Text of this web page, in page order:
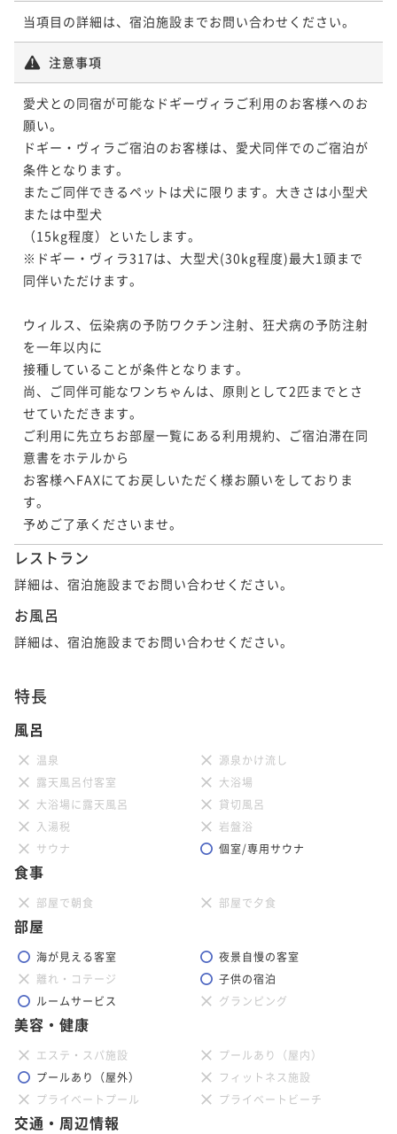
【本館】バルコニーコーナースイート／90
平米
90平米
ポイント即利用で最大5％OFF
2名 ¥ 94,240 ~
【本館】ヘリテージオーシャンスイート／
153平米
153平米 禁煙 無料Wi-Fi
ツイン
2名 ¥ 206,150 ~
当項目の詳細は、宿泊施設までお問い合わせください。
注意事項
愛犬との同宿が可能なドギーヴィラご利用のお客様へのお
願い。
ドギー・ヴィラご宿泊のお客様は、愛犬同伴でのご宿泊が
条件となります。
またご同伴できるペットは犬に限ります。大きさは小型犬
または中型犬
（15kg程度）といたします。
※ドギー・ヴィラ317は、大型犬(30kg程度)最大1頭まで
同伴いただけます。
ウィルス、伝染病の予防ワクチン注射、狂犬病の予防注射
を一年以内に
接種していることが条件となります。
尚、ご同伴可能なワンちゃんは、原則として2匹までとさ
せていただきます。
ご利用に先立ちお部屋一覧にある利用規約、ご宿泊滞在同
意書をホテルから
お客様へFAXにてお戻しいただく様お願いをしておりま
す。
予めご了承くださいませ。
レストラン
詳細は、宿泊施設までお問い合わせください。
お風呂
詳細は、宿泊施設までお問い合わせください。
特長
風呂
温泉
源泉かけ流し
露天風呂付客室
大浴場
大浴場に露天風呂
貸切風呂
入湯税
岩盤浴
サウナ
個室/専用サウナ
食事
部屋で朝食 部屋で夕食
部屋
海が見える客室
夜景自慢の客室
離れ・コテージ
子供の宿泊
ルームサービス
グランピング
美容・健康
エステ・スパ施設
プールあり（屋内）
プールあり（屋外）
フィットネス施設
プライベートプール
プライベートビーチ
交通・周辺情報